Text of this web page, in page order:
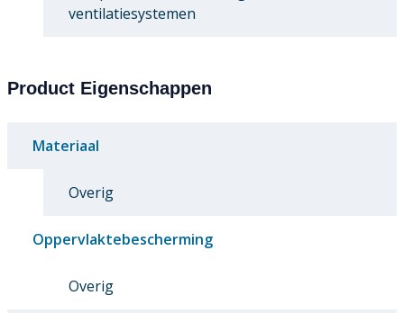
ventilatiesystemen
Product Eigenschappen
Materiaal
Overig
Oppervlaktebescherming
Overig